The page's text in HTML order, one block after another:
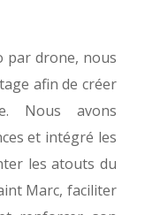
par drone, nous
afin de créer
Nous avons
et intégré les
les atouts du
Marc, faciliter